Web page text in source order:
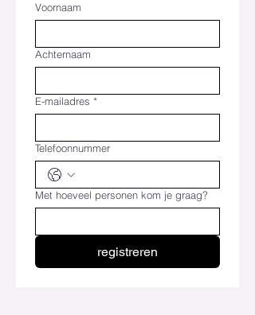
Voornaam
Achternaam
E-mailadres *
Telefoonnummer
Met hoeveel personen kom je graag?
registreren